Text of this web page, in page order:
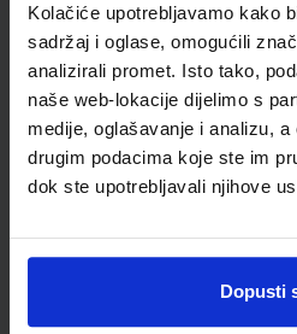
Kolačiće upotrebljavamo kako
sadržaj i oglase, omogućili
analizirali promet. Isto tako,
naše web-lokacije dijelimo s
medije, oglašavanje i analizu,
drugim podacima koje ste im
dok ste upotrebljavali njihove
Dopusti
Nakladnik: ŠKOLSKA KNJIGA d.d.
7035-DOM
SKU: 567198
ŠIFRA OMOTA:500239
ISTRAŽUJEMO NAŠ SVIJET 3;